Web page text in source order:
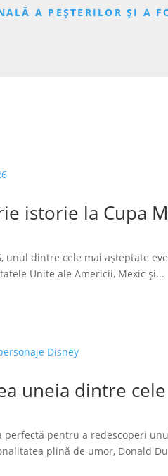
A PEȘTERILOR ȘI A
istorie la Cupa
dintre cele mai așteptate
Unite ale Americii, Mexic și...
uneia dintre
pentru a redescoperi
plină de umor, Donald